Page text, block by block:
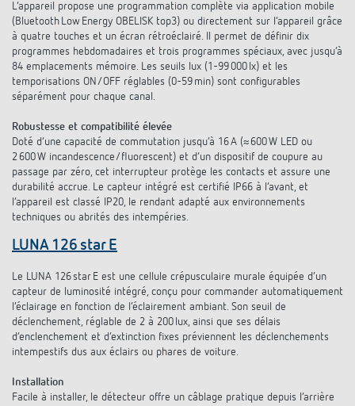
L’appareil propose une programmation complète via application mobile
(Bluetooth Low Energy OBELISK top3) ou directement sur l’appareil grâce
à quatre touches et un écran rétroéclairé. Il permet de définir dix
programmes hebdomadaires et trois programmes spéciaux, avec jusqu’à
84 emplacements mémoire. Les seuils lux (1-99 000 lx) et les
temporisations ON/OFF réglables (0-59 min) sont configurables
séparément pour chaque canal.
Robustesse et compatibilité élevée
Doté d’une capacité de commutation jusqu’à 16 A (≈ 600 W LED ou
2 600 W incandescence/fluorescent) et d’un dispositif de coupure au
passage par zéro, cet interrupteur protège les contacts et assure une
durabilité accrue. Le capteur intégré est certifié IP66 à l’avant, et
l’appareil est classé IP20, le rendant adapté aux environnements
techniques ou abrités des intempéries.
LUNA 126 star E
Le LUNA 126 star E est une cellule crépusculaire murale équipée d’un
capteur de luminosité intégré, conçu pour commander automatiquement
l’éclairage en fonction de l’éclairement ambiant. Son seuil de
déclenchement, réglable de 2 à 200 lux, ainsi que ses délais
d’enclenchement et d’extinction fixes préviennent les déclenchements
intempestifs dus aux éclairs ou phares de voiture.
Installation
Facile à installer, le détecteur offre un câblage pratique depuis l’arrière